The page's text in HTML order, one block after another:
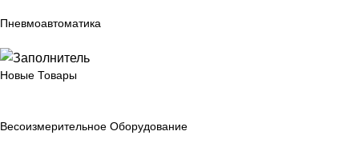
Пневмоавтоматика
Новые Товары
Весоизмерительное Оборудование